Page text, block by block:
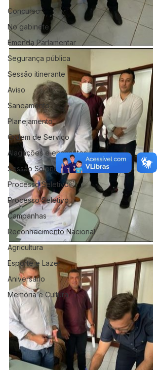
Concurso
No gabinete
Emenda Parlamentar
Segurança pública
Sessão itinerante
Aviso
Saneamento
Planejamento
Ordem de Serviço
Alagações e enchentes
Sessão Solene
Processo Seletivo
Processo Seletivo
Campanhas
Reconhecimento Nacional
Agricultura
Esporte e Lazer
Aniversário
Memória e Cultura